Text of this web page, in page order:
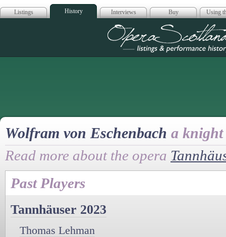
Listings History Interviews Buy Using
Opera
Wolfram von Eschenbach a knight
Read more about the opera
Past Players
Tannhäuser 2023
Thomas Lehman